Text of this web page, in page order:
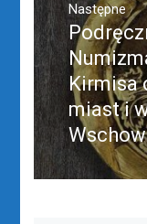
Następne
Następny
post:
Kirmisa
miast i